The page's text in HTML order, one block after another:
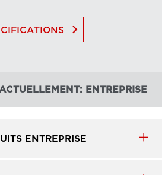
keyboard_arrow_right
ENTREPRISE
ENTREPRISE